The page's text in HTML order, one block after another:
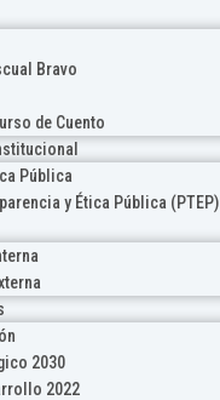
Bravo
de Cuento
Pública
y Ética Pública (PTEP)
2030
2022